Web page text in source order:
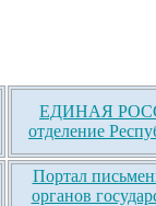
ЕДИНАЯ
отделение
Портал
органов